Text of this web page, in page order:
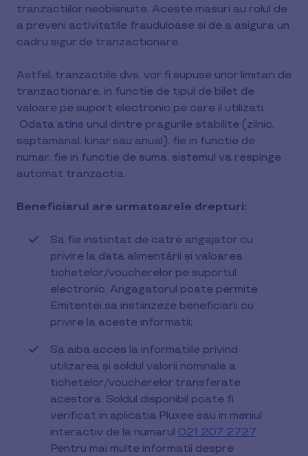
tranzactiilor neobisnuite. Aceste masuri au rolul de
a preveni activitatile frauduloase si de a asigura un
cadru sigur de tranzactionare.
Astfel, tranzactiile dvs. vor fi supuse unor limitari de
tranzactionare, in functie de tipul de bilet de
valoare pe suport electronic pe care il utilizati.
Odata atins unul dintre pragurile stabilite (zilnic,
saptamanal, lunar sau anual), fie in functie de
numar, fie in functie de suma, sistemul va respinge
automat tranzactia.
Beneficiarul are urmatoarele drepturi:
Sa fie instiintat de catre angajator cu
privire la data alimentării şi valoarea
tichetelor/voucherelor pe suportul
electronic. Angagatorul poate permite
Emitentei sa instiinzeze beneficiarii cu
privire la aceste informatii;
Sa aiba acces la informatiile privind
utilizarea şi soldul valorii nominale a
tichetelor/voucherelor transferate
acestora. Soldul disponibil poate fi
verificat in aplicatia Pluxee sau in meniul
interactiv de la numarul 021 207 2727.
Pentru mai multe informatii despre